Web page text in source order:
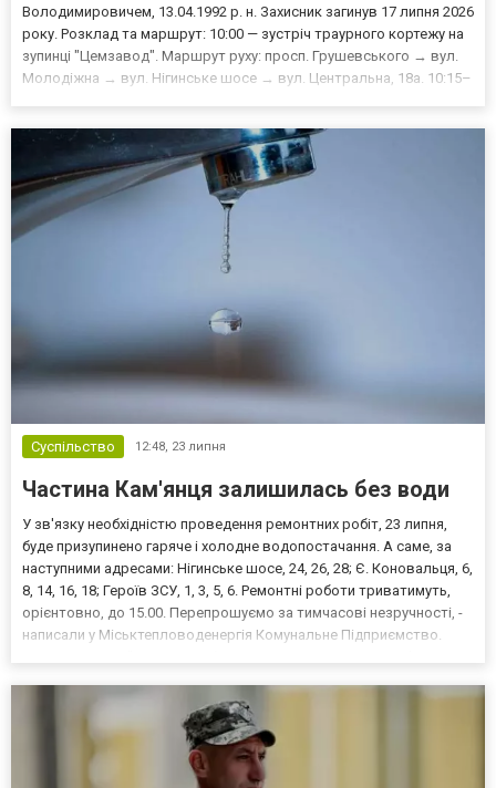
Володимировичем, 13.04.1992 р. н. Захисник загинув 17 липня 2026
року. Розклад та маршрут: 10:00 — зустріч траурного кортежу на
зупинці "Цемзавод". Маршрут руху: просп. Грушевського → вул.
Молодіжна → вул. Нігинське шосе → вул. Центральна, 18а. 10:15–
Суспільство 12:48, 23 липня
Частина Кам'янця залишилась без води
У зв'язку необхідністю проведення ремонтних робіт, 23 липня,
буде призупинено гаряче і холодне водопостачання. А саме, за
наступними адресами: Нігинське шосе, 24, 26, 28; Є. Коновальця, 6,
8, 14, 16, 18; Героїв ЗСУ, 1, 3, 5, 6. Ремонтні роботи триватимуть,
орієнтовно, до 15.00. Перепрошуємо за тимчасові незручності, -
написали у Міськтепловоденергія Комунальне Підприємство.